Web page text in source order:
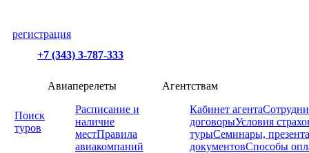
регистрация
+7 (343) 3-787-333
Поиск
туров
Авиаперелеты
Расписание и
наличие
местПравила
авиакомпаний
Агентствам
Кабинет агента
договорыУсловия
турыСеминары,
документовСпособы